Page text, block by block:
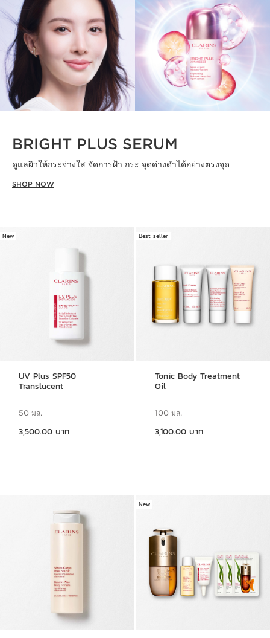
BRIGHT PLUS SERUM
ดูแลผิวให้กระจ่างใส จัดการฝ้า กระ จุดด่างดำได้อย่างตรงจุด
SHOP NOW
New
UV Plus SPF50
Translucent
50 มล.
3,500.00 บาท
Best seller
Tonic Body Treatment
Oil
100 มล.
3,100.00 บาท
New